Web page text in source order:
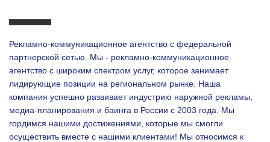
Рекламно-коммуникационное агентство с федеральной
партнерской сетью. Мы - рекламно-коммуникационное
агентство с широким спектром услуг, которое занимает
лидирующие позиции на региональном рынке. Наша
компания успешно развивает индустрию наружной рекламы,
медиа-планирования и баинга в России с 2003 года. Мы
гордимся нашими достижениями, которые мы смогли
осуществить вместе с нашими клиентами! Мы относимся к